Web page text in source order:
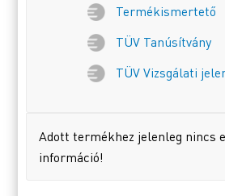
Termékismertető
TÜV Tanúsítvány
TÜV Vizsgálati
Adott termékhez jelenleg nincs
információ!